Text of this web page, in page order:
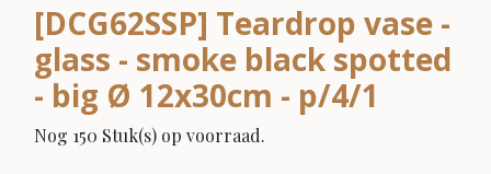
[DCG62SSP] Teardrop vase -
glass - smoke black spotted
- big Ø 12x30cm - p/4/1
Nog 150 Stuk(s) op voorraad.